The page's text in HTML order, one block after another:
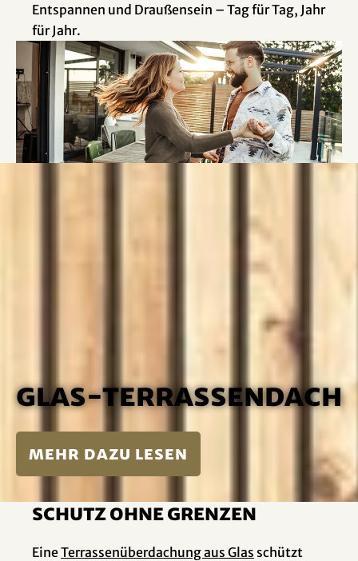
Entspannen und Draußensein – Tag für Tag, Jahr
für Jahr.
Glas-Terrassendach
mehr dazu lesen
Schutz ohne Grenzen
EineTerrassenüberdachung aus G las schützt